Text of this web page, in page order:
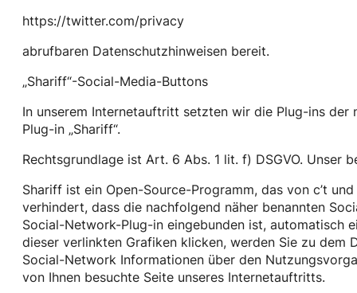
https://twitter.com/privacy
abrufbaren Datenschutzhinweisen bereit.
„Shariff“-Social-Media-Buttons
In unserem Internetauftritt setzten wir die Plug-ins
Plug-in „Shariff“.
Rechtsgrundlage ist Art. 6 Abs. 1 lit. f) DSGVO. Unser
Shariff ist ein Open-Source-Programm, das von c’t
verhindert, dass die nachfolgend näher benannten
Social-Network-Plug-in eingebunden ist, automatisch
dieser verlinkten Grafiken klicken, werden Sie zu
Social-Network Informationen über den
von Ihnen besuchte Seite unseres Internetauftritts.